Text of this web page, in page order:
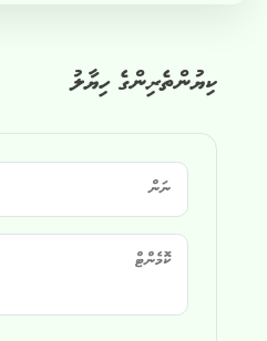
ކިޔުންތެރިންގެ ހިޔާލު